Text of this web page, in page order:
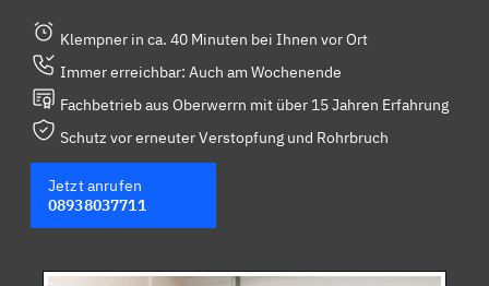
Klempner in ca. 40 Minuten bei Ihnen vor Ort
Immer erreichbar: Auch am Wochenende
Fachbetrieb aus Oberwerrn mit über 15 Jahren Erfahrung
Schutz vor erneuter Verstopfung und Rohrbruch
Jetzt anrufen
08938037711